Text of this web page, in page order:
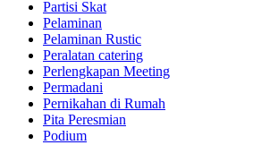
Partisi Skat
Pelaminan
Pelaminan Rustic
Peralatan catering
Perlengkapan Meeting
Permadani
Pernikahan di Rumah
Pita Peresmian
Podium